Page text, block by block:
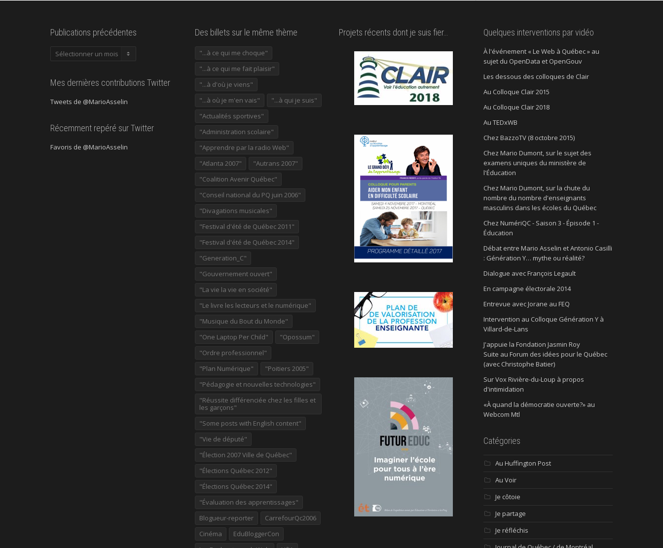
Publications précédentes
Publications
Mes dernières contributions Twitter
Tweets de @MarioAsselin
Récemment repéré sur Twitter
Favoris de @MarioAsselin
Des billets sur le même thème
"...à ce qui me choque"
"...à ce qui me fait plaisir"
"...à d'où je viens"
"...à où je m'en vais"
"...à qui je suis"
"Actualités sportives"
"Administration scolaire"
"Apprendre par la radio Web"
"Atlanta 2007"
"Autrans 2007"
"Coalition Avenir Québec"
"Conseil national du PQ juin 2006"
"Divagations musicales"
"Festival d'été de Québec 2011"
"Festival d'été de Québec 2014"
"Generation_C"
"Gouvernement ouvert"
"La vie la vie en société"
"Le livre les lecteurs et le numérique"
"Musique du Bout du Monde"
"One Laptop Per Child"
"Opossum"
"Ordre professionnel"
"Plan Numérique"
"Poitiers 2005"
"Pédagogie et nouvelles technologies"
"Réussite différenciée chez les filles et
les garçons"
"Some posts with English content"
"Vie de député"
"Élection 2007 Ville de Québec"
"Élections Québec 2012"
"Élections Québec 2014"
"Évaluation des apprentissages"
Blogueur-reporter
CarrefourQc2006
Cinéma
EduBloggerCon
Projets récents dont je suis fier… Quelques interventions par vidéo
À l'événement « Le Web à Québec » au
sujet du OpenData et OpenGouv
Les dessous des colloques de Clair
Au Colloque Clair 2015
Au Colloque Clair 2018
Au TEDxWB
Chez BazzoTV (8 octobre 2015)
Chez Mario Dumont, sur le sujet des
examens uniques du ministère de
l'Éducation
Chez Mario Dumont, sur la chute du
nombre du nombre d'enseignants
masculins dans les écoles du Québec
Chez NumériQC - Saison 3 - Épisode 1 -
Éducation
Débat entre Mario Asselin et Antonio Casilli
: Génération Y… mythe ou réalité?
Dialogue avec François Legault
En campagne électorale 2014
Entrevue avec Jorane au FEQ
Intervention au Colloque Génération Y à
Villard-de-Lans
J'appuie la Fondation Jasmin Roy
Suite au Forum des idées pour le Québec
(avec Christophe Batier)
Sur Vox Rivière-du-Loup à propos
d'intimidation
«À quand la démocratie ouverte?» au
Webcom Mtl
Catégories
Au Huffington Post
Au Voir
Je côtoie
Je partage
Je réfléchis